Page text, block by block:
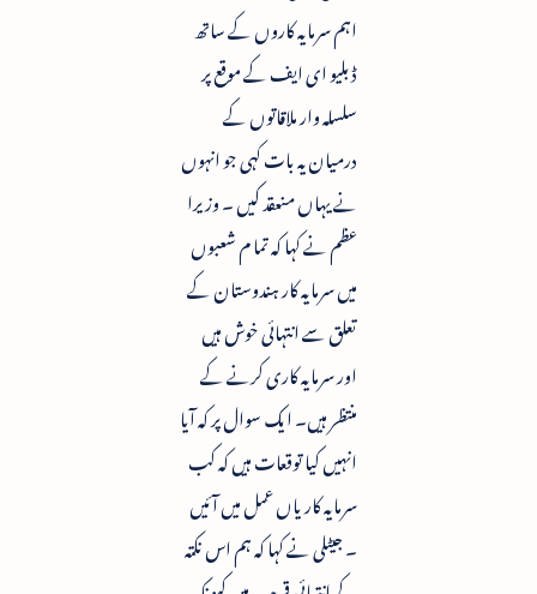
اہم سرمایہ کاروں کے ساتھ
ڈبلیو ای ایف کے موقع پر
سلسلہ وار ملاقاتوں کے
درمیان یہ بات کہی جو انہوں
نے یہاں منعقد کیں ۔ وزیرا
عظم نے کہا کہ تما م شعبوں
میں سرمایہ کار ہندوستان کے
تعلق سے انتہائی خوش ہیں
اور سرمایہ کاری کرنے کے
منتظر ہیں۔ ایک سوال پر کہ آیا
انہیں کیا توقعات ہیں کہ کب
سرمایہ کاریاں عمل میں آئیں
۔ جیٹلی نے کہا کہ ہم اس نکتہ